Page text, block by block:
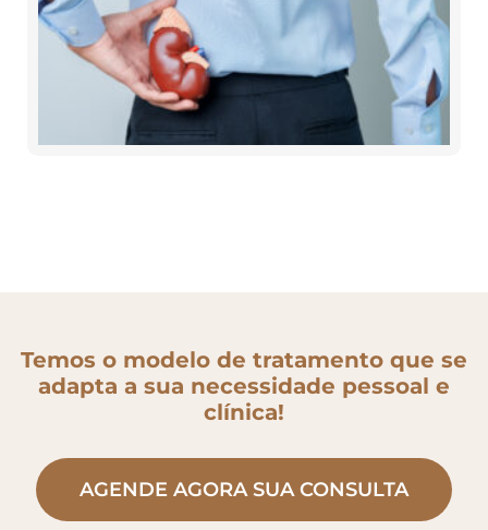
Temos o modelo de tratamento que se
adapta a sua necessidade pessoal e
clínica!
AGENDE AGORA SUA CONSULTA